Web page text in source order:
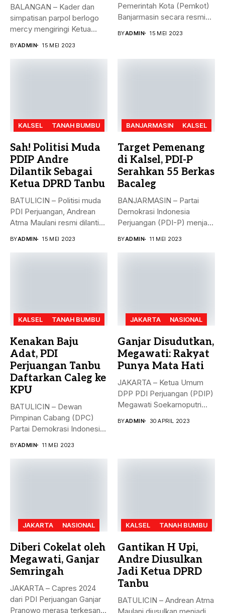
BALANGAN – Kader dan
simpatisan parpol berlogo
mercy mengiringi Ketua
BYADMIN 15 MEI 2023
Pemerintah Kota (Pemkot)
Banjarmasin secara resmi
BYADMIN 15 MEI 2023
KALSEL TANAH BUMBU
Sah! Politisi Muda
PDIP Andre
Dilantik Sebagai
Ketua DPRD Tanbu
BATULICIN – Politisi muda
PDI Perjuangan, Andrean
Atma Maulani resmi dilantik
BYADMIN 15 MEI 2023
BANJARMASIN KALSEL
Target Pemenang
di Kalsel, PDI-P
Serahkan 55 Berkas
Bacaleg
BANJARMASIN – Partai
Demokrasi Indonesia
Perjuangan (PDI-P) menjadi
BYADMIN 11 MEI 2023
KALSEL TANAH BUMBU
Kenakan Baju
Adat, PDI
Perjuangan Tanbu
Daftarkan Caleg ke
KPU
BATULICIN – Dewan
Pimpinan Cabang (DPC)
Partai Demokrasi Indonesia
BYADMIN 11 MEI 2023
JAKARTA NASIONAL
Ganjar Disudutkan,
Megawati: Rakyat
Punya Mata Hati
JAKARTA – Ketua Umum
DPP PDI Perjuangan (PDIP)
Megawati Soekarnoputri
BYADMIN 30 APRIL 2023
JAKARTA NASIONAL
Diberi Cokelat oleh
Megawati, Ganjar
Semringah
JAKARTA – Capres 2024
dari PDI Perjuangan Ganjar
Pranowo merasa terkesan
KALSEL TANAH BUMBU
Gantikan H Upi,
Andre Diusulkan
Jadi Ketua DPRD
Tanbu
BATULICIN – Andrean Atma